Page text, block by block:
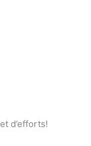
d’efforts!